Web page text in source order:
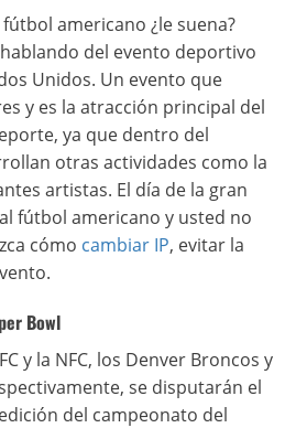
americano ¿le suena?
del evento deportivo
Unidos. Un evento que
y es la atracción principal del
ya que dentro del
otras actividades como la
artistas. El día de la gran
fútbol americano y usted no
cómo cambiar IP, evitar la
Bowl
y la NFC, los Denver Broncos y
se disputarán el
del campeonato del